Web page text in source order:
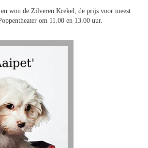
won de Zilveren Krekel, de prijs voor meest
om 11.00 en 13.00 uur.